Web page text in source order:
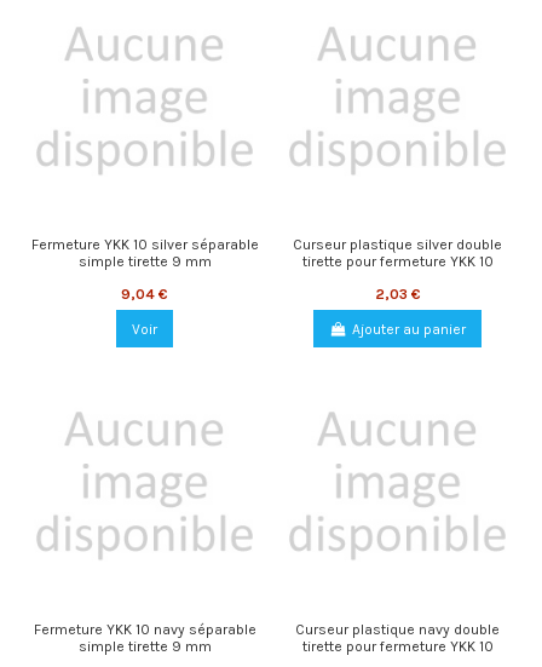
Fermeture YKK 10 silver séparable
simple tirette 9 mm
9,04 €
Voir
Curseur plastique silver double
tirette pour fermeture YKK 10
2,03 €
Ajouter au panier
Fermeture YKK 10 navy séparable
simple tirette 9 mm
Curseur plastique navy double
tirette pour fermeture YKK 10